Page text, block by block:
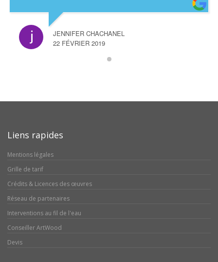
JENNIFER CHACHANEL
22 FÉVRIER 2019
Liens rapides
Mentions légales
Grille de tarif
Crédits & Licences des œuvres
Réseau de partenaires
Interventions au fil de l'eau
Conseiller ArtWood
Devis